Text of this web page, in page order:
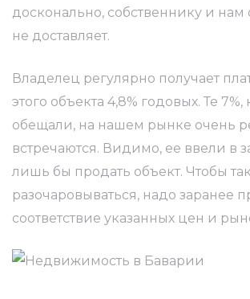
досконально, собственнику и
не доставляет.
Владелец регулярно получает
этого объекта 4,8% годовых. Те
обещали, на нашем рынке очень
встречаются. Видимо, ее ввели в
лишь бы продать объект. Чтобы
разочаровываться, надо заранее
соответствие указанных цен и